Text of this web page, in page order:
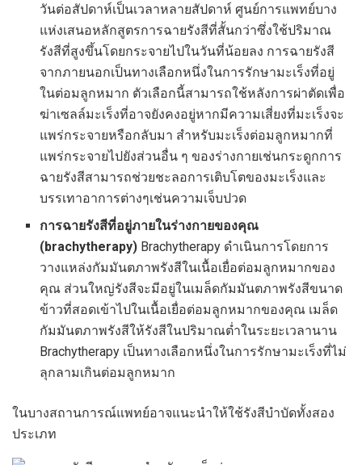
วันต่อสัปดาห์เป็นเวลาหลายสัปดาห์ ศูนย์การแพทย์บาง
แห่งเสนอหลักสูตรการฉายรังสีที่สั้นกว่าซึ่งใช้ปริมาณ
รังสีที่สูงขึ้นโดยกระจายไปในวันที่น้อยลง การฉายรังสี
จากภายนอกเป็นทางเลือกหนึ่งในการรักษามะเร็งที่อยู่
ในต่อมลูกหมาก ตัวเลือกนี้สามารถใช้หลังการผ่าตัดเพื่อ
ฆ่าเซลล์มะเร็งที่อาจยังคงอยู่หากมีความเสี่ยงที่มะเร็งจะ
แพร่กระจายหรือกลับมา สำหรับมะเร็งต่อมลูกหมากที่
แพร่กระจายไปยังส่วนอื่น ๆ ของร่างกายเช่นกระดูกการ
ฉายรังสีสามารถช่วยชะลอการเติบโตของมะเร็งและ
บรรเทาอาการต่างๆเช่นความเจ็บปวด
การฉายรังสีที่อยู่ภายในร่างกายของคุณ
(brachytherapy) Brachytherapy ดำเนินการโดยการ
วางแหล่งกัมมันตภาพรังสีในเนื้อเยื่อต่อมลูกหมากของ
คุณ ส่วนใหญ่รังสีจะมีอยู่ในเมล็ดกัมมันตภาพรังสีขนาด
ข้าวที่สอดเข้าไปในเนื้อเยื่อต่อมลูกหมากของคุณ เมล็ด
กัมมันตภาพรังสีให้รังสีในปริมาณต่ำในระยะเวลานาน
Brachytherapy เป็นทางเลือกหนึ่งในการรักษามะเร็งที่ไม่
ลุกลามเกินต่อมลูกหมาก
ในบางสถานการณ์แพทย์อาจแนะนำให้ใช้รังสีบำบัดทั้งสอง
ประเภท